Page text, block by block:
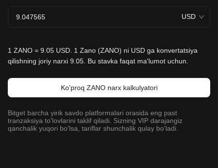
USD
1 ZANO = 9.05 USD. 1 Zano (ZANO) ni USD ga konvertatsiya
qilishning joriy narxi 9.05. Bu stavka faqat ma'lumot uchun.
Ko'proq ZANO narx kalkulyatori
Bitget barcha yirik savdo platformalari orasida eng past
tranzaksiya to'lovlarini taklif qiladi. Sizning VIP darajangiz
qanchalik yuqori bo'lsa, tariflar shunchalik qulay bo'ladi.